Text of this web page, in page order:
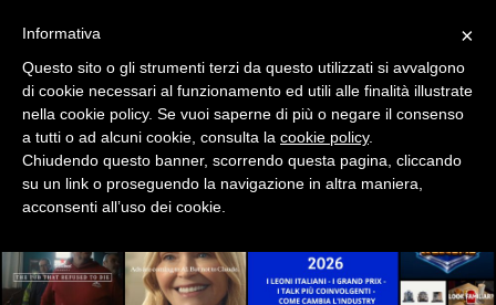
ESTERNA
RADIO / AUDIO
TV
×
Informativa
Questo sito o gli strumenti terzi da questo utilizzati si avvalgono
di cookie necessari al funzionamento ed utili alle finalità illustrate
nella cookie policy. Se vuoi saperne di più o negare il consenso
a tutti o ad alcuni cookie, consulta la cookie policy.
Chiudendo questo banner, scorrendo questa pagina, cliccando
su un link o proseguendo la navigazione in altra maniera,
acconsenti all’uso dei cookie.